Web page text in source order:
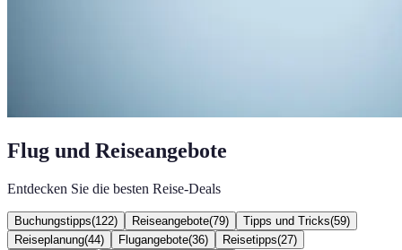
Flug und Reiseangebote
Entdecken Sie die besten Reise-Deals
Buchungstipps(122) Reiseangebote(79) Tipps und Tricks(59)
Reiseplanung(44) Flugangebote(36) Reisetipps(27)